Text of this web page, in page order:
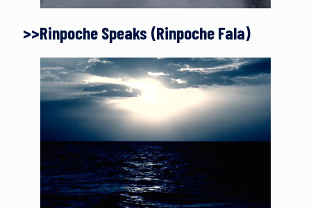
>>Rinpoche Speaks (Rinpoche Fala)